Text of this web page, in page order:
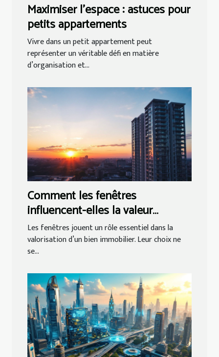
Maximiser l'espace : astuces pour
petits appartements
Vivre dans un petit appartement peut
représenter un véritable défi en matière
d’organisation et...
Comment les fenêtres
influencent-elles la valeur
immobilière ?
Les fenêtres jouent un rôle essentiel dans la
valorisation d’un bien immobilier. Leur choix ne
se...